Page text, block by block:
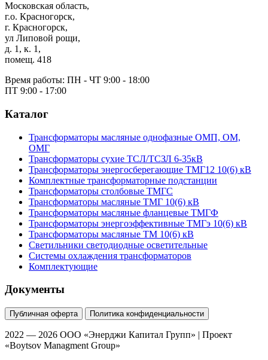
Московская область,
г.о. Красногорск,
г. Красногорск,
ул Липовой рощи,
д. 1, к. 1,
помещ. 418
Время работы: ПН - ЧТ 9:00 - 18:00
ПТ 9:00 - 17:00
Каталог
Трансформаторы масляные однофазные ОМП, ОМ,
ОМГ
Трансформаторы сухие ТСЛ/ТСЗЛ 6-35кВ
Трансформаторы энергосберегающие ТМГ12 10(6) кВ
Комплектные трансформаторные подстанции
Трансформаторы столбовые ТМГС
Трансформаторы масляные ТМГ 10(6) кВ
Трансформаторы масляные фланцевые ТМГФ
Трансформаторы энергоэффективные ТМГэ 10(6) кВ
Трансформаторы масляные ТМ 10(6) кВ
Светильники светодиодные осветительные
Системы охлаждения трансформаторов
Комплектующие
Документы
Публичная оферта Политика конфиденциальности
2022 — 2026 ООО «Энерджи Капитал Групп» | Проект
«Boytsov Managment Group»